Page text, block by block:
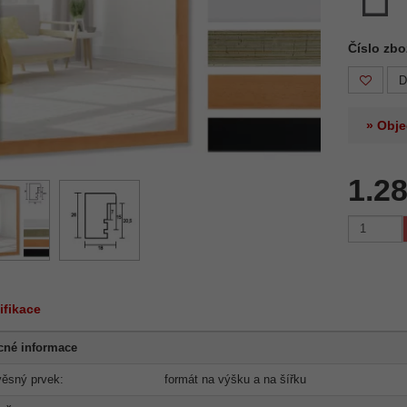
Číslo
»
informace
prvek: formát na výšku a na šířku